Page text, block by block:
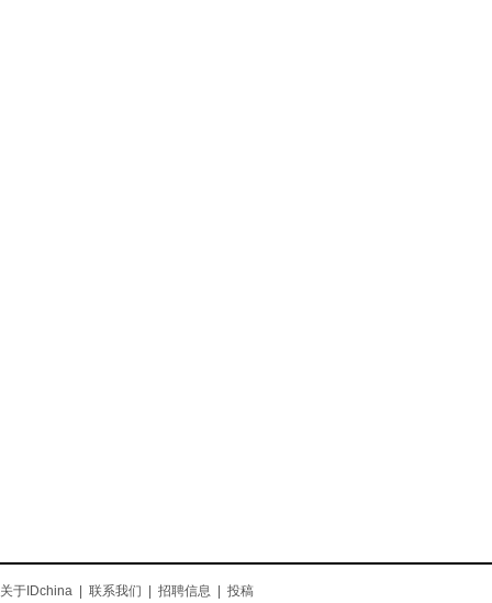
关于IDchina 联系我们 招聘信息 投稿